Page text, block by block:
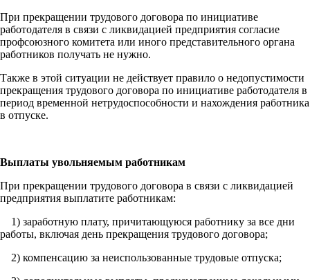
При прекращении трудового договора по инициативе
работодателя в связи с ликвидацией предприятия согласие
профсоюзного комитета или иного представительного органа
работников получать не нужно.
Также в этой ситуации не действует правило о недопустимости
прекращения трудового договора по инициативе работодателя в
период временной нетрудоспособности и нахождения работника
в отпуске.
Выплаты увольняемым работникам
При прекращении трудового договора в связи с ликвидацией
предприятия выплатите работникам:
1) заработную плату, причитающуюся работнику за все дни
работы, включая день прекращения трудового договора;
2) компенсацию за неиспользованные трудовые отпуска;